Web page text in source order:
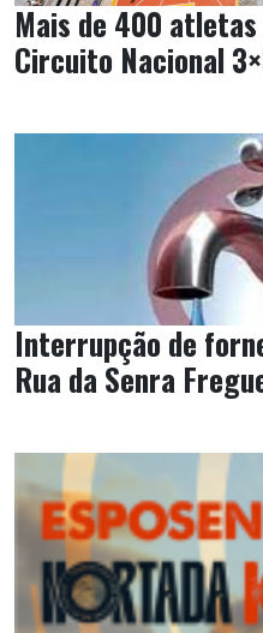
Mais de 400
Circuito Nacional
Interrupção de
Rua da Senra